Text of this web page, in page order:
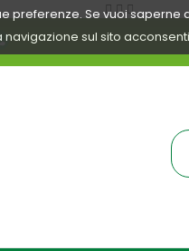
preferenze. Se vuoi
sul sito
Cerca